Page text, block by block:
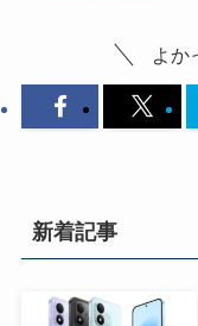
よか
新着記事